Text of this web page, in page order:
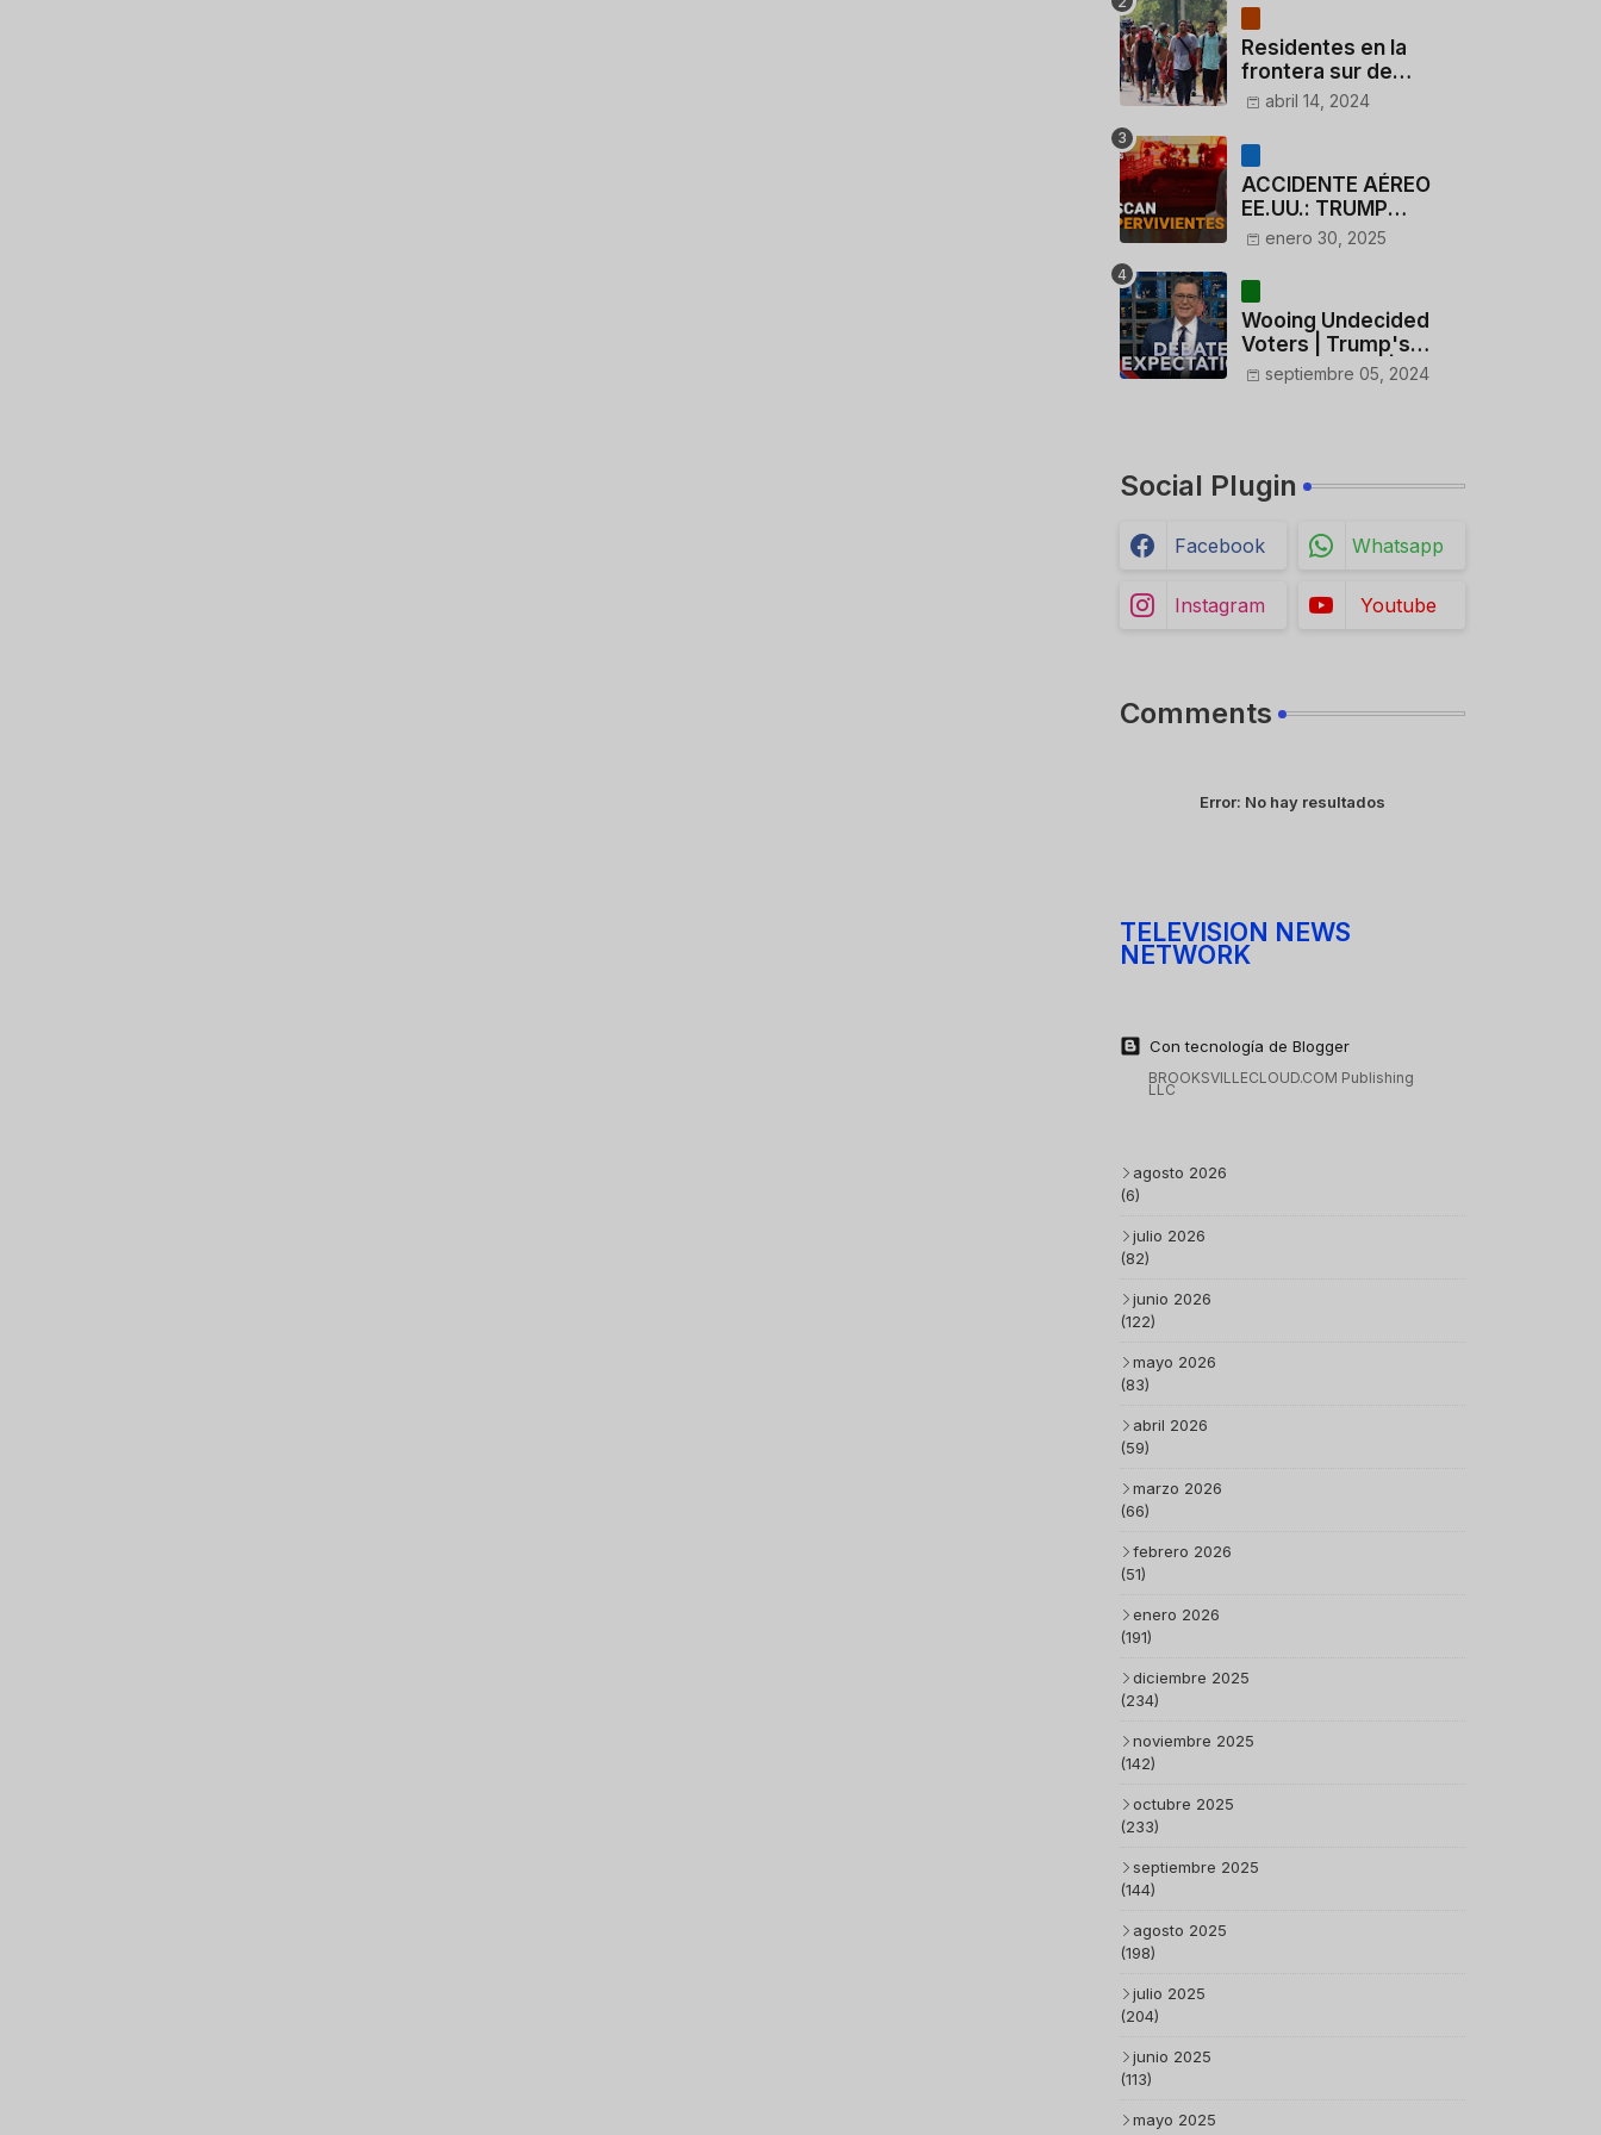
Residentes en la
frontera sur de
México critican a
dólares a migrantes
deportados
abril 14, 2024
ACCIDENTE AÉREO
EE.UU.: TRUMP
CUESTIONA LA
ACTUACIÓN DE LOS
CONTROLADORES y
PILOTO del
HELICÓPTERO
enero 30, 2025
Wooing Undecided
Voters | Trump's
Marijuana Plan | 1990s
septiembre 05, 2024
Social Plugin
Facebook Whatsapp
Instagram Youtube
Comments
Error: No hay resultados
TELEVISION NEWS
NETWORK
Con tecnología de Blogger
BROOKSVILLECLOUD.COM Publishing
LLC
agosto 2026
(6)
julio 2026
(82)
junio 2026
(122)
mayo 2026
(83)
abril 2026
(59)
marzo 2026
(66)
febrero 2026
(51)
enero 2026
(191)
diciembre 2025
(234)
noviembre 2025
(142)
octubre 2025
(233)
septiembre 2025
(144)
agosto 2025
(198)
julio 2025
(204)
junio 2025
(113)
mayo 2025